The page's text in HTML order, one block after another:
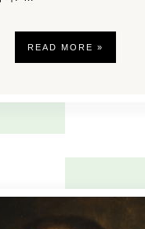
READ MORE »